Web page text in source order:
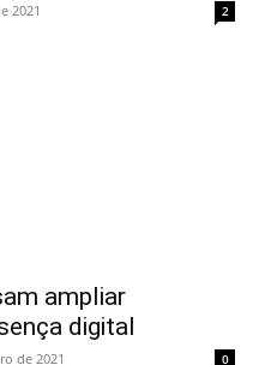
2021 2
ampliar
digital
de 2021 0